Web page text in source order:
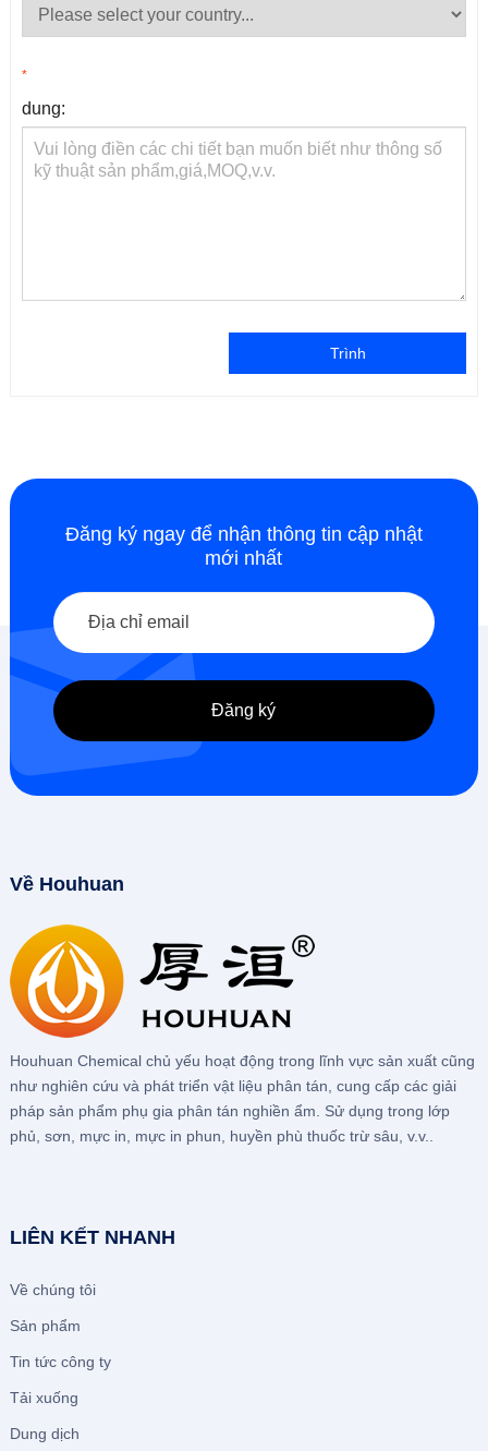
*
dung:
Trình
Đăng ký ngay để nhận thông tin cập nhật
mới nhất
Về Houhuan
Houhuan Chemical chủ yếu hoạt động trong lĩnh vực sản xuất cũng
như nghiên cứu và phát triển vật liệu phân tán, cung cấp các giải
pháp sản phẩm phụ gia phân tán nghiền ẩm. Sử dụng trong lớp
phủ, sơn, mực in, mực in phun, huyền phù thuốc trừ sâu, v.v..
LIÊN KẾT NHANH
Về chúng tôi
Sản phẩm
Tin tức công ty
Tải xuống
Dung dịch